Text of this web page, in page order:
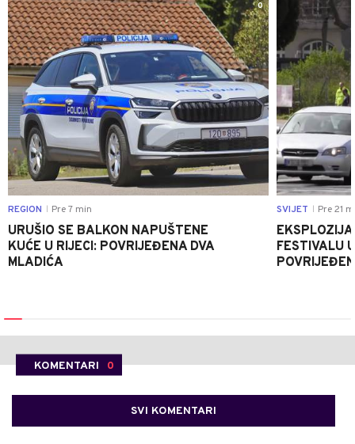
0
REGION Pre 7 min
URUŠIO SE BALKON NAPUŠTENE
KUĆE U RIJECI: POVRIJEĐENA DVA
MLADIĆA
SVIJET Pre 21
FESTIVALU
KOMENTARI 0
SVI KOMENTARI